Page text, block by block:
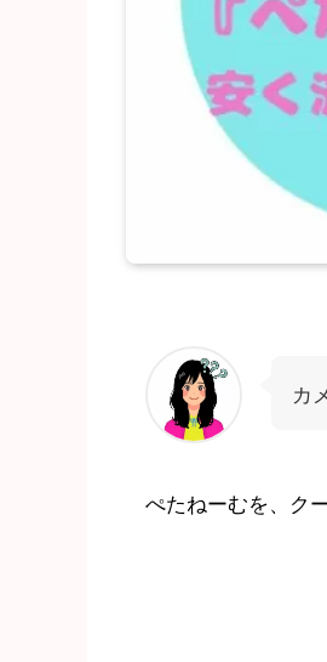
カ
ぺたねーむを、ク